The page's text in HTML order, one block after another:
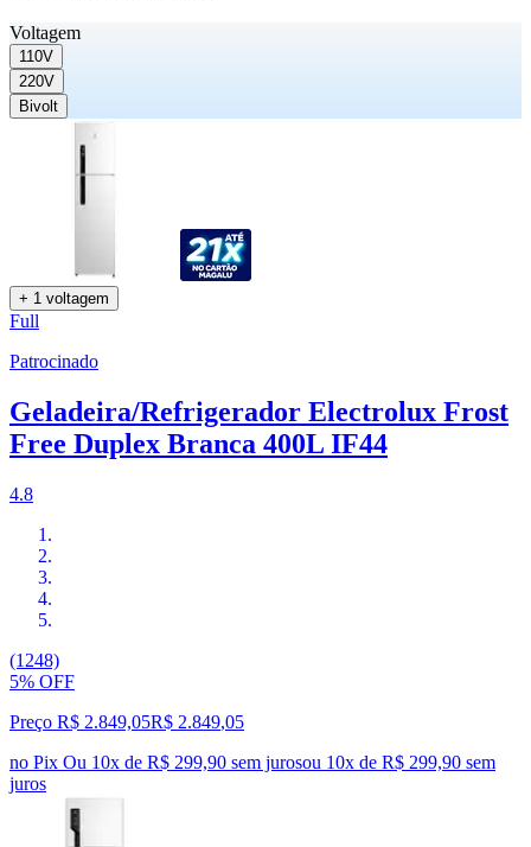
Voltagem
110V
220V
Bivolt
+ 1 voltagem
Full
Patrocinado
Geladeira/Refrigerador Electrolux Frost
Free Duplex Branca 400L IF44
4.8
(1248)
5% OFF
Preço R$ 2.849,05R$ 2.849,05
no Pix Ou 10x de R$ 299,90 sem jurosou 10x de R$ 299,90 sem
juros